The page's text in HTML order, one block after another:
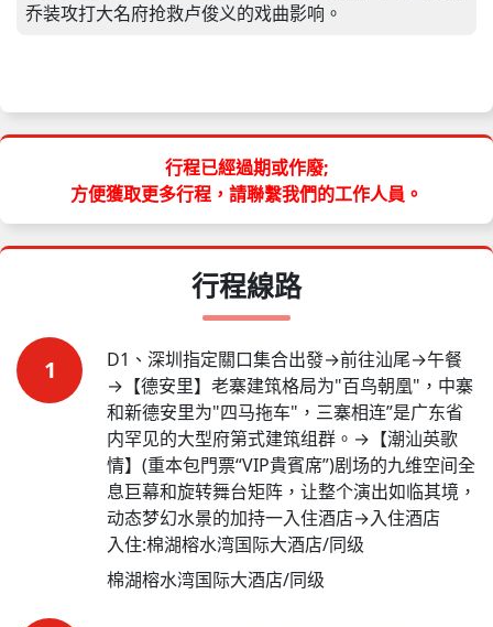
乔装攻打大名府抢救卢俊义的戏曲影响。
行程已經過期或作廢;
方便獲取更多行程，請聯繫我們的工作人員。
行程線路
1
D1、深圳指定關口集合出發→前往汕尾→午餐
→【德安里】老寨建筑格局为"百鸟朝凰"，中寨
和新德安里为"四马拖车"，三寨相连”是广东省
内罕见的大型府第式建筑组群。→【潮汕英歌
情】(重本包門票“VIP貴賓席”)剧场的九维空间全
息巨幕和旋转舞台矩阵，让整个演出如临其境，
动态梦幻水景的加持一入住酒店→入住酒店
入住:棉湖榕水湾国际大酒店/同级
棉湖榕水湾国际大酒店/同级